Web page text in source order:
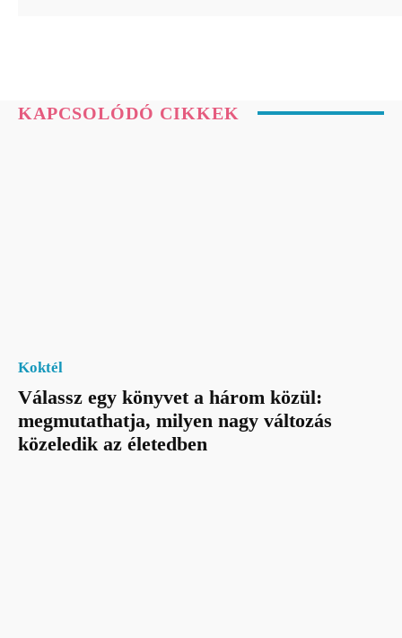
KAPCSOLÓDÓ CIKKEK
Koktél
Válassz egy könyvet a három közül:
megmutathatja, milyen nagy változás
közeledik az életedben